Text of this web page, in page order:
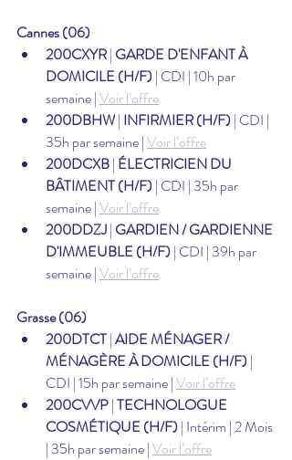
Cannes (06)
200CXYR | GARDE D'ENFANT À
DOMICILE (H/F) | CDI | 10h par
semaine | Voir l’offre
200DBHW | INFIRMIER (H/F) | CDI |
35h par semaine | Voir l’offre
200DCXB | ÉLECTRICIEN DU
BÂTIMENT (H/F) | CDI | 35h par
semaine | Voir l’offre
200DDZJ | GARDIEN / GARDIENNE
D'IMMEUBLE (H/F) | CDI | 39h par
semaine | Voir l’offre
Grasse (06)
200DTCT | AIDE MÉNAGER /
MÉNAGÈRE À DOMICILE (H/F) |
CDI | 15h par semaine | Voir l’offre
200CVVP | TECHNOLOGUE
COSMÉTIQUE (H/F) | Intérim | 2 Mois
| 35h par semaine | Voir l’offre